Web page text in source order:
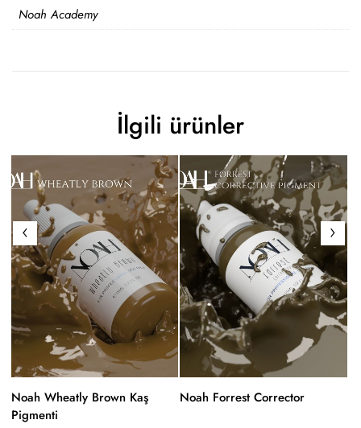
Noah Academy
İlgili ürünler
Noah Wheatly Brown Kaş
Pigmenti
Noah Forrest Corrector